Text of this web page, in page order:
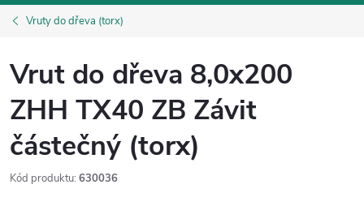
Vruty do dřeva (torx)
Vrut do dřeva 8,0x200
ZHH TX40 ZB Závit
částečný (torx)
Kód produktu: 630036